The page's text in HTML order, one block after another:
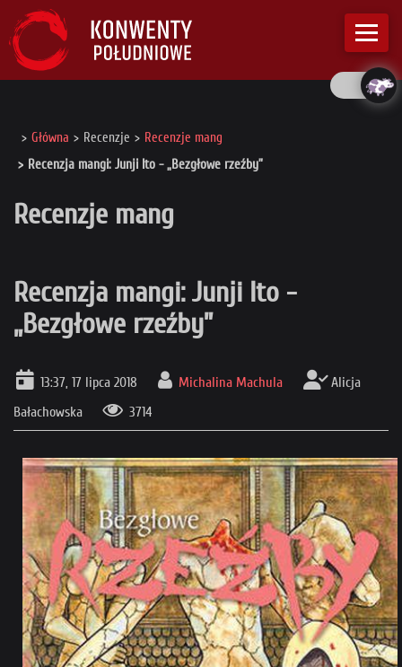
Główna Recenzje
Recenzje mang
Recenzja mangi: Junji Ito - „Bezgłowe rzeźby”
Recenzje mang
Recenzja mangi: Junji Ito -
„Bezgłowe rzeźby”
13:37, 17 lipca 2018 Michalina Machula
Alicja
Bałachowska
3714